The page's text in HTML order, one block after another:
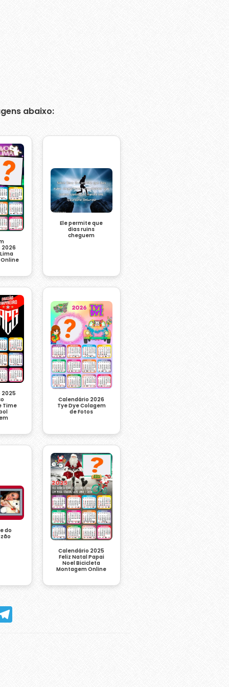
abaixo:
2026
Ele permite que
dias ruins
cheguem
2025
Time
Calendário 2026
Tye Dye Colagem
de Fotos
do
Calendário 2025
Feliz Natal Papai
Noel Bicicleta
Montagem Online
Telegram